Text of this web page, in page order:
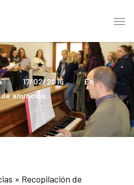
Menu
17/02/2016
En
anuncios
» Recopilación de